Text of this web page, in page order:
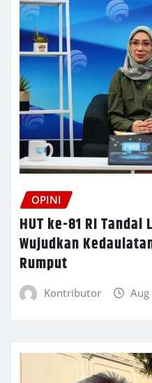
OPINI
HUT ke-81 RI Tandai
Wujudkan
Rumput
Kontributor